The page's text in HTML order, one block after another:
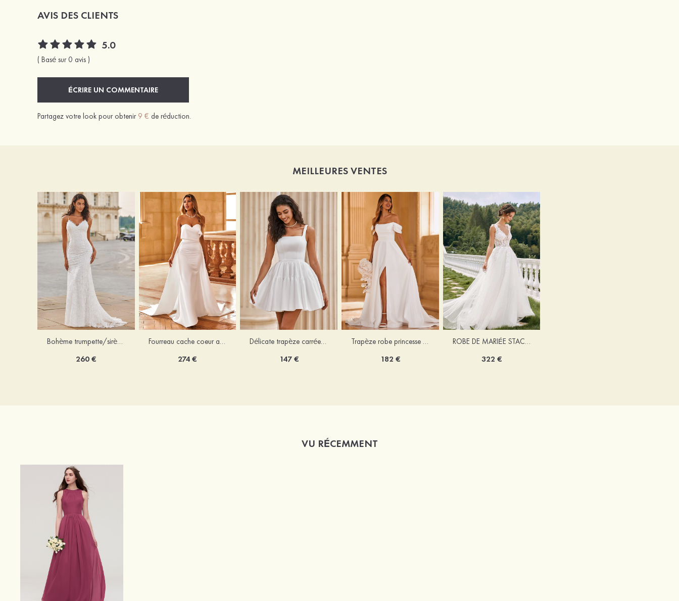
AVIS DES CLIENTS
5.0
( Basé sur 0 avis )
ÉCRIRE UN COMMENTAIRE
Partagez votre look pour obtenir 9 € de réduction.
MEILLEURES VENTES
Bohème trumpette/sirène col en v dentelle traîne balayage robe de mariée
260 €
Fourreau cache coeur amovible/abattable satin robe de mariée
274 €
Délicate trapèze carrée satin courte/mini robe de mariée
147 €
Trapèze robe princesse épaule dénudée traîne chapelle satin robe de mariée
182 €
ROBE DE MARIÉE STACEES ALONA
322 €
VU RÉCEMMENT